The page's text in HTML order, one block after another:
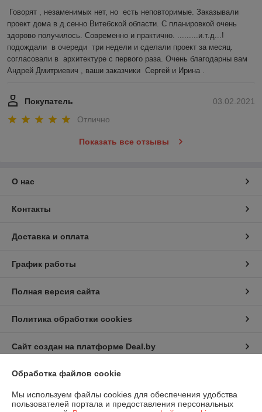
Говорят , незаменимых нет, но  есть неповторимые. Заказывали
проект дома в д.сенно Витебской области. С планировкой очень
здорово получилось. Современно и практично. .........и.т.д...!
подождали  в очереди  три недели и сделали проект за месяц.
согласовали в  архитектуре с первого раза. Очень благодарны вам
Андрей Дмитриевич , ваши заказчики  Сергей и Ирина .
03.02.2021
Покупатель
Отлично
Показать все отзывы
О нас
Контакты
Доставка и оплата
График работы
Полная версия сайта
Политика обработки cookies
Сайт создан на платформе Deal.by
Индивидуальный предприниматель:ИП Русаленко Андрей
Обработка файлов cookie
Мы используем файлы cookies для обеспечения удобства
пользователей портала и предоставления персональных